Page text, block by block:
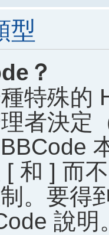
型
？
特殊的
者決定
和 ] 而
。要得
說明